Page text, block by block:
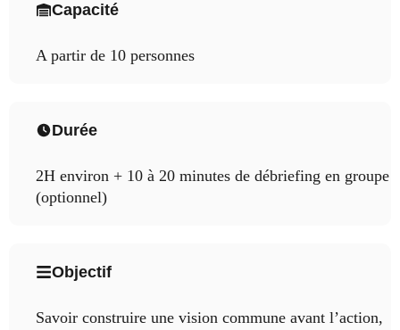
Capacité
A partir de 10 personnes
Durée
2H environ + 10 à 20 minutes de débriefing en groupe
(optionnel)
Objectif
Savoir construire une vision commune avant l’action,